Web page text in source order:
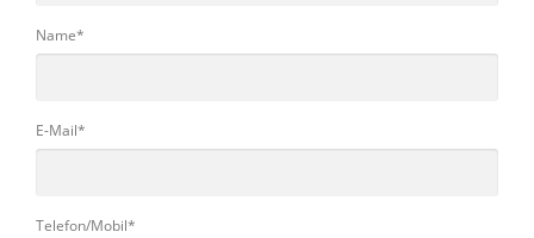
Name*
E-Mail*
Telefon/Mobil*